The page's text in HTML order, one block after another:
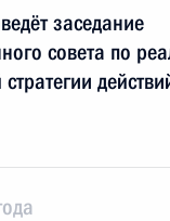
заседание
совета по